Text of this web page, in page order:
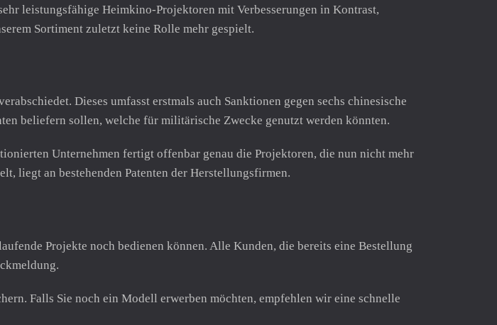
leistungsfähige Heimkino-Projektoren mit Verbesserungen in Kontrast,
Sortiment zuletzt keine Rolle mehr gespielt.
Dieses umfasst erstmals auch Sanktionen gegen sechs chinesische
beliefern sollen, welche für militärische Zwecke genutzt werden könnten.
Unternehmen fertigt offenbar genau die Projektoren, die nun nicht mehr
liegt an bestehenden Patenten der Herstellungsfirmen.
Projekte noch bedienen können. Alle Kunden, die bereits eine Bestellung
Falls Sie noch ein Modell erwerben möchten, empfehlen wir eine schnelle